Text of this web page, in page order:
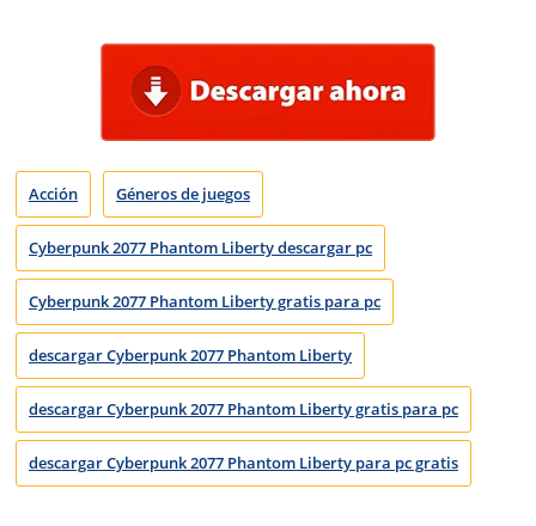
Acción Géneros de juegos
Cyberpunk 2077 Phantom Liberty descargar pc
Cyberpunk 2077 Phantom Liberty gratis para pc
descargar Cyberpunk 2077 Phantom Liberty
descargar Cyberpunk 2077 Phantom Liberty gratis para pc
descargar Cyberpunk 2077 Phantom Liberty para pc gratis